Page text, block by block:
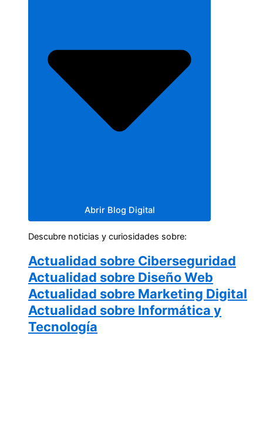
Abrir Blog Digital
Descubre noticias y curiosidades sobre:
Actualidad sobre Ciberseguridad
Actualidad sobre Diseño Web
Actualidad sobre Marketing Digital
Actualidad sobre Informática y
Tecnología